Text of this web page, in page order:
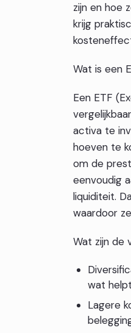
zijn en hoe
krijg
Wat is een
Een ETF
activa te
hoeven te
om de
eenvoudig
liquiditeit.
waardoor
Wat zijn de
wat
Lagere